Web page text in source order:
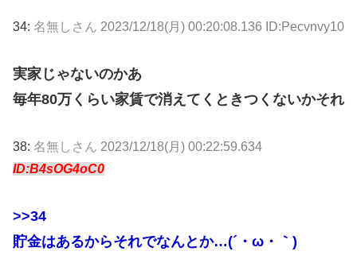
34: 名無しさん 2023/12/18(月) 00:20:08.136 ID:Pecvnvy10
実家じゃないのかあ
毎年80万くらい家賃で消えてくときつくないかそれ
38: 名無しさん 2023/12/18(月) 00:22:59.634
ID:B4sOG4oC0
>>34
貯金はあるからそれでなんとか…(´・ω・｀)